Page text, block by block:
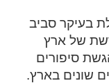
בעיקר סביב
של ארץ
סיפורים
שונים בארץ.